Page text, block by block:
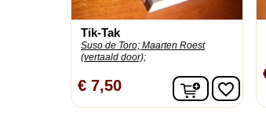
Tik-Tak
Suso de Toro; Maarten Roest
(vertaald door);
€ 7,50 Infavorite_border